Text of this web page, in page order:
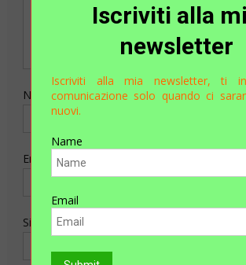
Nome
Email
Sito web
Iscriviti alla
newsletter
Iscriviti alla mia newsletter, ti
comunicazione solo quando ci
nuovi.
Name
Email